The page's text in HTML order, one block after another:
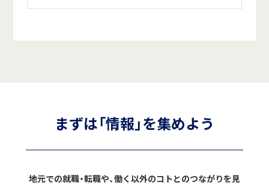
まずは「情報」を集めよう
地元での就職・転職や、働く以外のコトとのつながりを見